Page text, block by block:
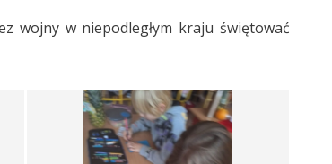
wojny w niepodległym kraju świętować